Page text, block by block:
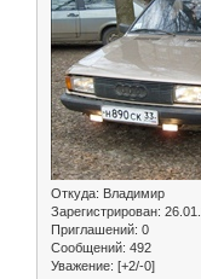
Откуда: Владимир
Зарегистрирован:
Приглашений: 0
Сообщений: 492
Уважение: [+2/-0]